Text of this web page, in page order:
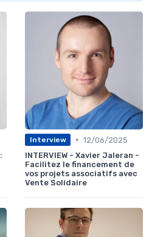
Interview • 12/06/2025
INTERVIEW - Xavier Jaleran -
Facilitez le financement de
vos projets associatifs avec
Vente Solidaire